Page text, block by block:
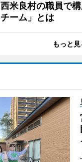
西米良村の職員で
チーム」とは
もっと見